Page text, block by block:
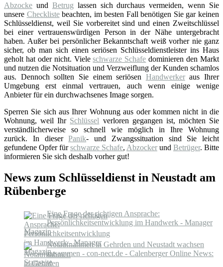
Abzocke und Betrug lassen sich durchaus vermeiden, wenn Sie
unsere Checklistebeachten, im besten Fall benötigen Sie gar keinen
Schlüsseldienst, weil Sie vorbereitet sind und einen Zweitschlüssel
bei einer vertrauenswürdigen Person in der Nähe untergebracht
haben. Außer bei persönlicher Bekanntschaft weiß vorher nie ganz
sicher, ob man sich einen seriösen Schlüsseldienstleister ins Haus
geholt hat oder nicht. Vieleschwarze Schafe dominieren den Markt
und nutzen die Notsituation und Verzweiflung der Kunden schamlos
aus. Dennoch sollten Sie einem seriösen Handwerkeraus Ihrer
Umgebung erst einmal vertrauen, auch wenn einige wenige
Anbieter für ein durchwachsenes Image sorgen.
Sperren Sie sich aus Ihrer Wohnung aus oder kommen nicht in die
Wohnung, weil Ihr Schlüssel verloren gegangen ist, möchten Sie
verständlicherweise so schnell wie möglich in Ihre Wohnung
zurück. In dieserPanik- und Zwangssituation sind Sie leicht
gefundene Opfer fürschwarze Schafe, Abzocker und Betrüger. Bitte
informieren Sie sich deshalb vorher gut!
News zum Schlüsseldienst in Neustadt am
Rübenberge
Eine Frage der richtigen Ansprache:
Persönlichkeitsentwicklung im Handwerk - Manager
Magazin
Notaufnahmen in Gehrden und Neustadt wachsen
zusammen - con-nect.de - Calenberger Online News:
Startseite